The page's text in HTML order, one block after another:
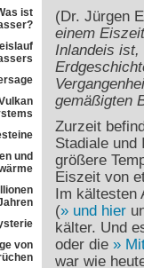
ist
und
von
(Dr. Jürgen
einem
Inlandeis ist,
gemäßigten
Zurzeit
Stadiale und
größere
Eiszeit von
Im kältesten
(
und hier
kälter. Und
oder die
war wie